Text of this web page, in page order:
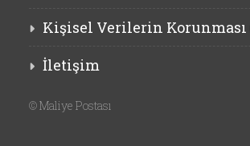
Kişisel Verilerin Korunması
İletişim
©Maliye Postası